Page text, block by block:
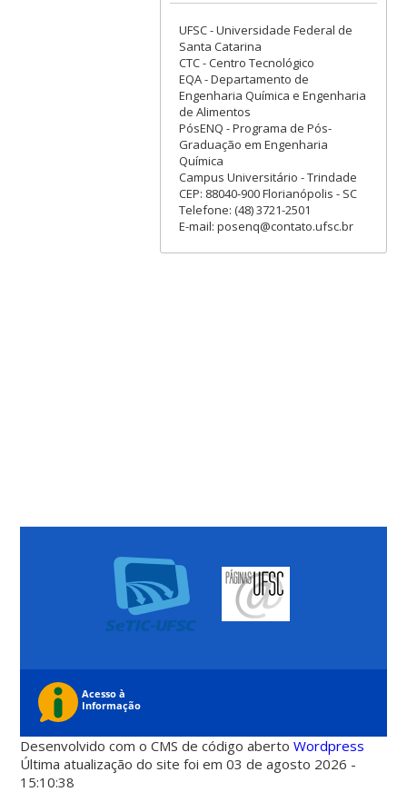
UFSC - Universidade Federal de
Santa Catarina
CTC - Centro Tecnológico
EQA - Departamento de
Engenharia Química e Engenharia
de Alimentos
PósENQ - Programa de Pós-
Graduação em Engenharia
Química
Campus Universitário - Trindade
CEP: 88040-900 Florianópolis - SC
Telefone: (48) 3721-2501
E-mail: posenq@contato.ufsc.br
Desenvolvido com o CMS de código abertoWordpress
Última atualização do site foi em 03 de agosto 2026 -
15:10:38